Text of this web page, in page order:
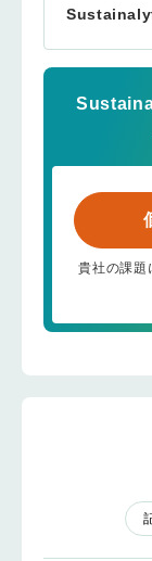
貴社の課題